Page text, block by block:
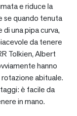
e riduce la
se quando tenuta
una pipa curva,
da tenere
Tolkien, Albert
hanno
abituale.
è facile da
in mano.